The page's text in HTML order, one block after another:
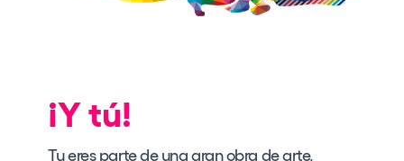
¡Y tú!
Tu eres parte de una gran obra de arte,